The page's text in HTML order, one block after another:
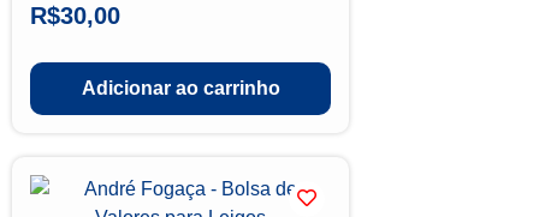
R$30,00
Adicionar ao carrinho